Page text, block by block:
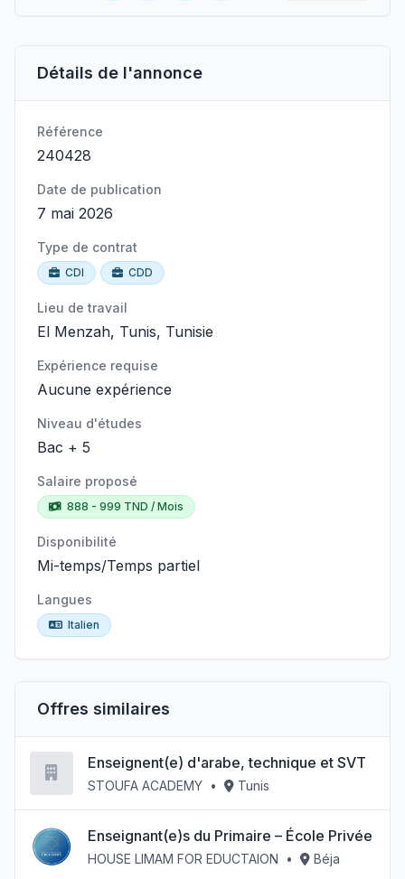
Détails de l'annonce
Référence
240428
Date de publication
7 mai 2026
Type de contrat
CDI CDD
Lieu de travail
El Menzah, Tunis, Tunisie
Expérience requise
Aucune expérience
Niveau d'études
Bac + 5
Salaire proposé
888 - 999 TND / Mois
Disponibilité
Mi-temps/Temps partiel
Langues
Italien
Offres similaires
Enseignent(e) d'arabe, technique et SVT
STOUFA ACADEMY • Tunis
Enseignant(e)s du Primaire – École Privée
HOUSE LIMAM FOR EDUCTAION • Béja